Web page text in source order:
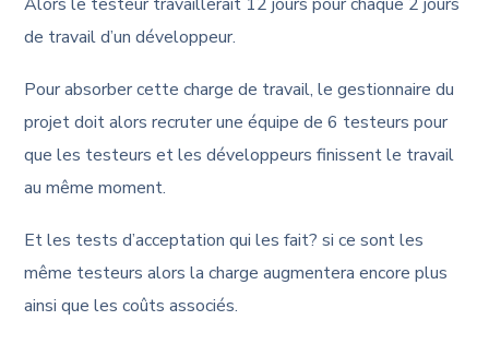
de travail d’un développeur.
Pour absorber cette charge de travail, le gestionnaire du
projet doit alors recruter une équipe de 6 testeurs pour
que les testeurs et les développeurs finissent le travail
au même moment.
Et les tests d’acceptation qui les fait? si ce sont les
même testeurs alors la charge augmentera encore plus
ainsi que les coûts associés.